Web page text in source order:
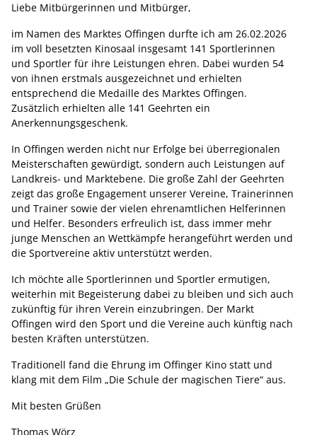
Liebe Mitbürgerinnen und Mitbürger,
im Namen des Marktes Offingen durfte ich am 26.02.2026
im voll besetzten Kinosaal insgesamt 141 Sportlerinnen
und Sportler für ihre Leistungen ehren. Dabei wurden 54
von ihnen erstmals ausgezeichnet und erhielten
entsprechend die Medaille des Marktes Offingen.
Zusätzlich erhielten alle 141 Geehrten ein
Anerkennungsgeschenk.
In Offingen werden nicht nur Erfolge bei überregionalen
Meisterschaften gewürdigt, sondern auch Leistungen auf
Landkreis- und Marktebene. Die große Zahl der Geehrten
zeigt das große Engagement unserer Vereine, Trainerinnen
und Trainer sowie der vielen ehrenamtlichen Helferinnen
und Helfer. Besonders erfreulich ist, dass immer mehr
junge Menschen an Wettkämpfe herangeführt werden und
die Sportvereine aktiv unterstützt werden.
Ich möchte alle Sportlerinnen und Sportler ermutigen,
weiterhin mit Begeisterung dabei zu bleiben und sich auch
zukünftig für ihren Verein einzubringen. Der Markt
Offingen wird den Sport und die Vereine auch künftig nach
besten Kräften unterstützen.
Traditionell fand die Ehrung im Offinger Kino statt und
klang mit dem Film „Die Schule der magischen Tiere“ aus.
Mit besten Grüßen
Thomas Wörz